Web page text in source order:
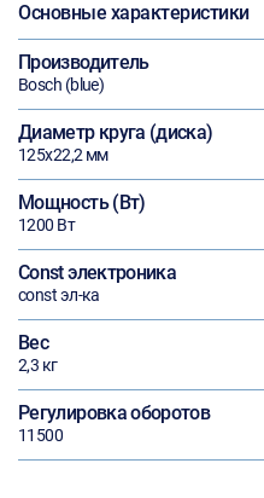
Основные характеристики
Производитель
Bosch (blue)
Диаметр круга (диска)
125х22,2 мм
Мощность (Вт)
1200 Вт
Const электроника
const эл-ка
Вес
2,3 кг
Регулировка оборотов
11500